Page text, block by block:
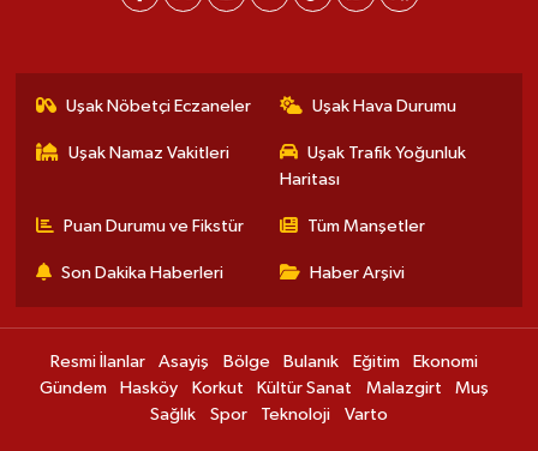
Uşak Nöbetçi Eczaneler Uşak Hava Durumu
Uşak Namaz Vakitleri
Uşak Trafik Yoğunluk
Haritası
Puan Durumu ve Fikstür Tüm Manşetler
Son Dakika Haberleri Haber Arşivi
Resmi İlanlar Asayiş Bölge Bulanık Eğitim
Ekonomi
Gündem
Hasköy Korkut Kültür Sanat Malazgirt
Muş
Sağlık
Spor Teknoloji Varto